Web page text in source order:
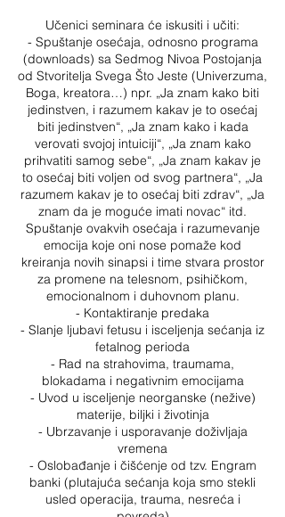
Učenici seminara će iskusiti i učiti:
- Spuštanje osećaja, odnosno programa
(downloads) sa Sedmog Nivoa Postojanja
od Stvoritelja Svega Što Jeste (Univerzuma,
Boga, kreatora…) npr. „Ja znam kako biti
jedinstven, i razumem kakav je to osećaj
biti jedinstven“, „Ja znam kako i kada
verovati svojoj intuiciji“, „Ja znam kako
prihvatiti samog sebe“, „Ja znam kakav je
to osećaj biti voljen od svog partnera“, „Ja
razumem kakav je to osećaj biti zdrav“, „Ja
znam da je moguće imati novac“ itd.
Spuštanje ovakvih osećaja i razumevanje
emocija koje oni nose pomaže kod
kreiranja novih sinapsi i time stvara prostor
za promene na telesnom, psihičkom,
emocionalnom i duhovnom planu.
- Kontaktiranje predaka
- Slanje ljubavi fetusu i isceljenja sećanja iz
fetalnog perioda
- Rad na strahovima, traumama,
blokadama i negativnim emocijama
- Uvod u isceljenje neorganske (nežive)
materije, biljki i životinja
- Ubrzavanje i usporavanje doživljaja
vremena
- Oslobađanje i čišćenje od tzv. Engram
banki (plutajuća sećanja koja smo stekli
usled operacija, trauma, nesreća i